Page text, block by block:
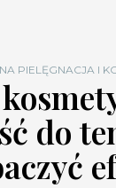
PIELĘGNACJA I
do